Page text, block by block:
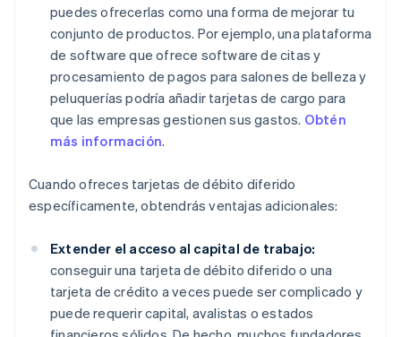
puedes ofrecerlas como una forma de mejorar tu
conjunto de productos. Por ejemplo, una plataforma
de software que ofrece software de citas y
procesamiento de pagos para salones de belleza y
peluquerías podría añadir tarjetas de cargo para
que las empresas gestionen sus gastos. Obtén
más información.
Cuando ofreces tarjetas de débito diferido
específicamente, obtendrás ventajas adicionales:
Extender el acceso al capital de trabajo:
conseguir una tarjeta de débito diferido o una
tarjeta de crédito a veces puede ser complicado y
puede requerir capital, avalistas o estados